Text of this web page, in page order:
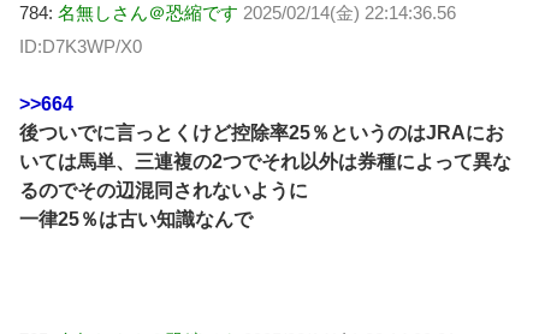
784: 名無しさん＠恐縮です 2025/02/14(金) 22:14:36.56
ID:D7K3WP/X0
>>664
後ついでに言っとくけど控除率25％というのはJRAにお
いては馬単、三連複の2つでそれ以外は券種によって異な
るのでその辺混同されないように
一律25％は古い知識なんで